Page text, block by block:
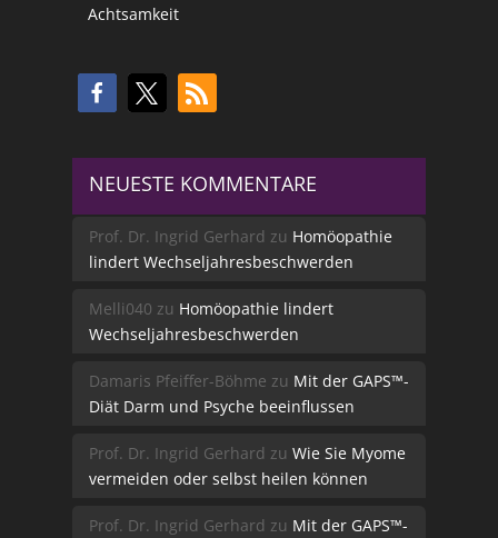
Achtsamkeit
NEUESTE KOMMENTARE
Prof. Dr. Ingrid Gerhard zu Homöopathie
lindert Wechseljahresbeschwerden
Melli040 zu Homöopathie lindert
Wechseljahresbeschwerden
Damaris Pfeiffer-Böhme zu Mit der GAPS™-
Diät Darm und Psyche beeinflussen
Prof. Dr. Ingrid Gerhard zu Wie Sie Myome
vermeiden oder selbst heilen können
Prof. Dr. Ingrid Gerhard zu Mit der GAPS™-